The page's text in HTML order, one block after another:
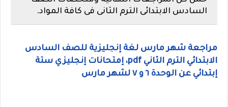
السادس الابتدائى الترم الثانى فى كافة المواد.
مراجعة شهر مارس لغة إنجليزية للصف السادس
الابتدائي الترم الثاني pdf، إمتحانات إنجليزي ستة
إبتدائي عن الوحدة ٦ و ٧ لشهر مارس